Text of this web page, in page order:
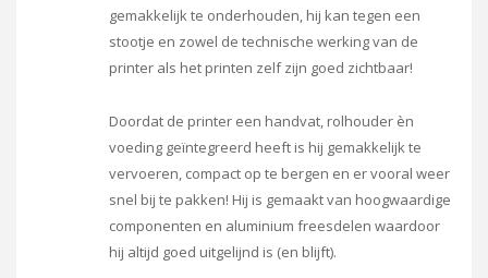
gemakkelijk te onderhouden, hij kan tegen een
stootje en zowel de technische werking van de
printer als het printen zelf zijn goed zichtbaar!
Doordat de printer een handvat, rolhouder èn
voeding geïntegreerd heeft is hij gemakkelijk te
vervoeren, compact op te bergen en er vooral weer
snel bij te pakken! Hij is gemaakt van hoogwaardige
componenten en aluminium freesdelen waardoor
hij altijd goed uitgelijnd is (en blijft).